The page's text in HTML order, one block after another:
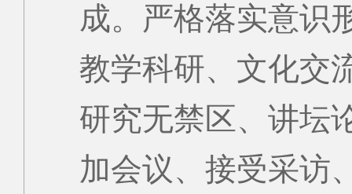
成。严格落实意识
教学科研、文化交
研究无禁区、讲坛
加会议、接受采访